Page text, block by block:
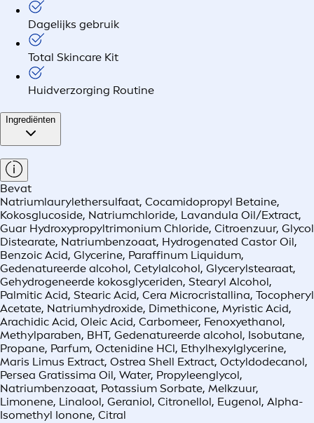
Dagelijks gebruik
Total Skincare Kit
Huidverzorging Routine
Ingrediënten
Bevat
Natriumlaurylethersulfaat, Cocamidopropyl Betaine,
Kokosglucoside, Natriumchloride, Lavandula Oil/Extract,
Guar Hydroxypropyltrimonium Chloride, Citroenzuur, Glycol
Distearate, Natriumbenzoaat, Hydrogenated Castor Oil,
Benzoic Acid, Glycerine, Paraffinum Liquidum,
Gedenatureerde alcohol, Cetylalcohol, Glycerylstearaat,
Gehydrogeneerde kokosglyceriden, Stearyl Alcohol,
Palmitic Acid, Stearic Acid, Cera Microcristallina, Tocopheryl
Acetate, Natriumhydroxide, Dimethicone, Myristic Acid,
Arachidic Acid, Oleic Acid, Carbomeer, Fenoxyethanol,
Methylparaben, BHT, Gedenatureerde alcohol, Isobutane,
Propane, Parfum, Octenidine HCl, Ethylhexylglycerine,
Maris Limus Extract, Ostrea Shell Extract, Octyldodecanol,
Persea Gratissima Oil, Water, Propyleenglycol,
Natriumbenzoaat, Potassium Sorbate, Melkzuur,
Limonene, Linalool, Geraniol, Citronellol, Eugenol, Alpha-
Isomethyl Ionone, Citral